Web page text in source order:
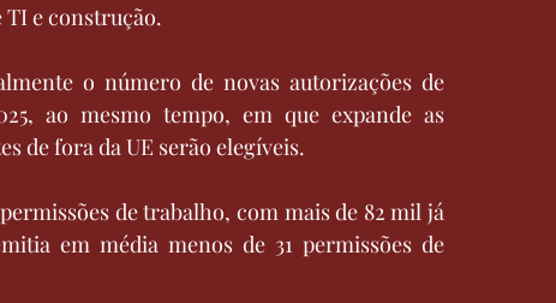
TI e construção.
o número de novas autorizações de
ao mesmo tempo, em que expande as
de fora da UE serão elegíveis.
de trabalho, com mais de 82 mil já
em média menos de 31 permissões de